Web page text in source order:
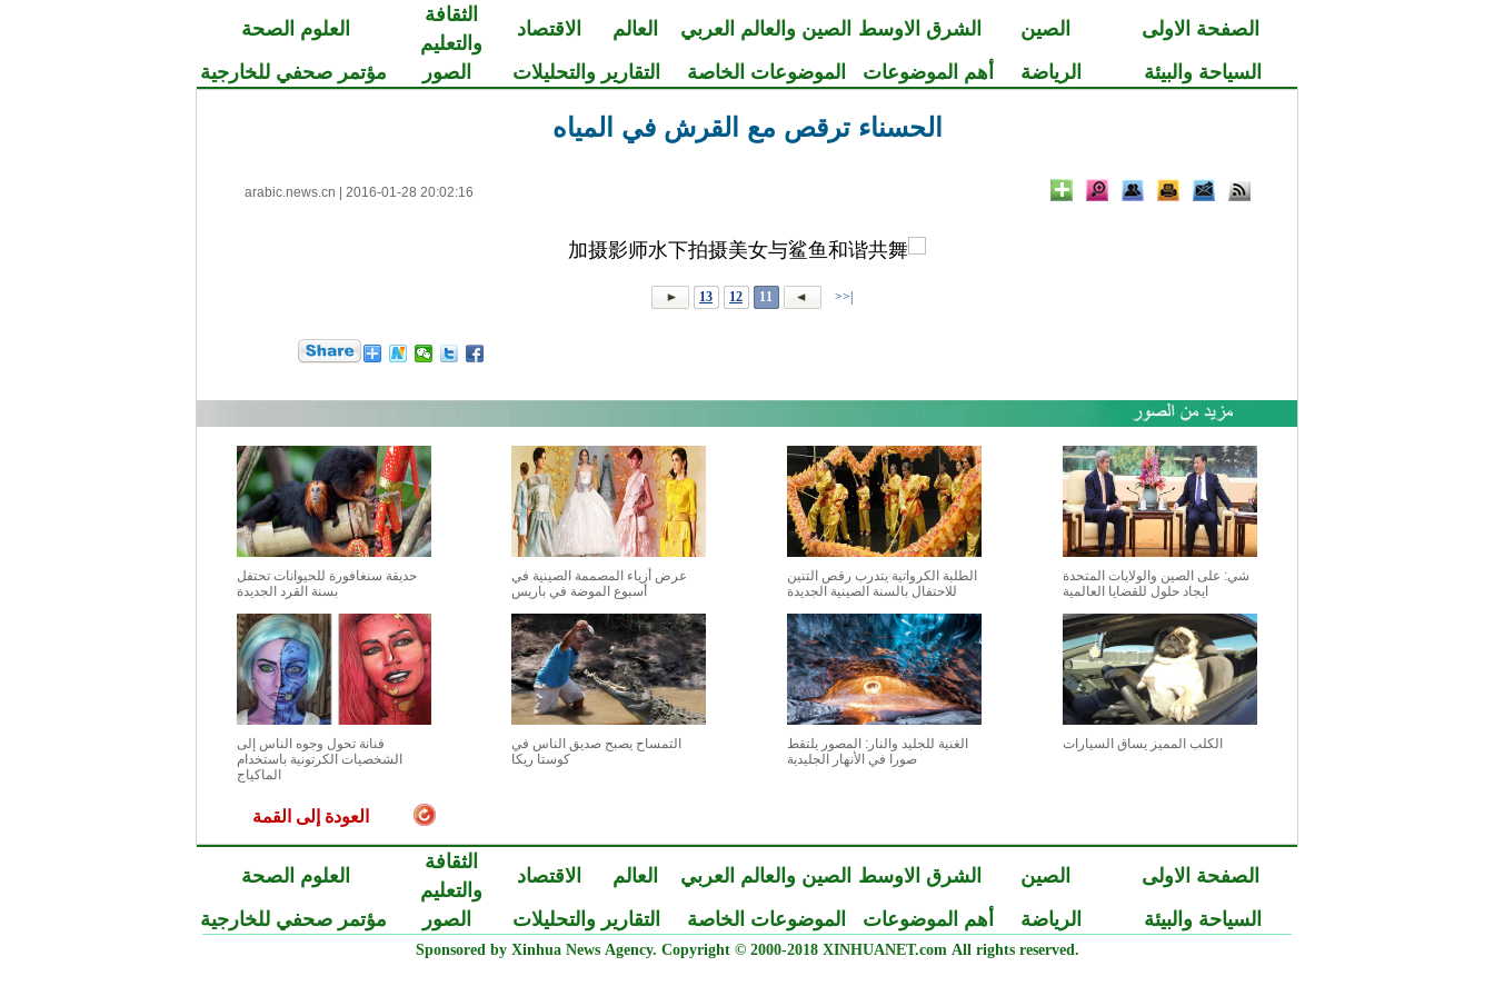
الصفحة الاولى الصين الشرق الاوسط الصين والعالم العربي العالم الاقتصاد
الثقافة
والتعليم
العلوم الصحة
السياحة والبيئة
الرياضة أهم الموضوعات الموضوعات الخاصة التقارير والتحليلات الصور مؤتمر صحفي للخارجية
الحسناء ترقص مع القرش في المياه
arabic.news.cn 2016-01-28 20:02:16
|<<
11
12
13
شي: على الصين والولايات المتحدة
ايجاد حلول للقضايا العالمية
الطلبة الكرواتية يتدرب رقص التنين
للاحتفال بالسنة الصينية الجديدة
عرض أزياء المصممة الصينية في
أسبوع الموضة في باريس
حديقة سنغافورة للحيوانات تحتفل
بسنة القرد الجديدة
الكلب المميز يساق السيارات
الغنية للجليد والنار: المصور يلتقط
صورا في الأنهار الجليدية
التمساح يصبح صديق الناس في
كوستا ريكا
فنانة تحول وجوه الناس إلى
الشخصيات الكرتونية باستخدام
الماكياج
العودة إلى القمة
الصفحة الاولى الصين الشرق الاوسط الصين والعالم العربي العالم الاقتصاد
الثقافة
والتعليم
العلوم الصحة
السياحة والبيئة
الرياضة أهم الموضوعات الموضوعات الخاصة التقارير والتحليلات الصور مؤتمر صحفي للخارجية
Sponsored by Xinhua News Agency. Copyright © 2000-2018 XINHUANET.com All rights reserved.